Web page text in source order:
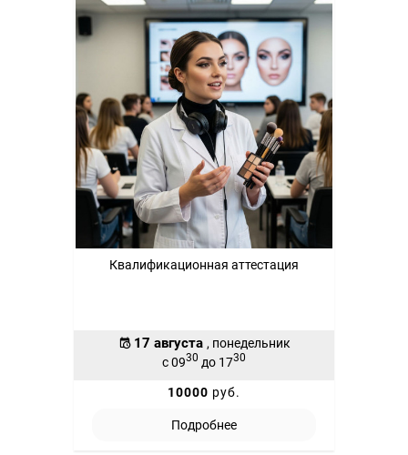
Квалификационная аттестация
17 августа , понедельник
с 0930 до 1730
10000 руб.
Подробнее